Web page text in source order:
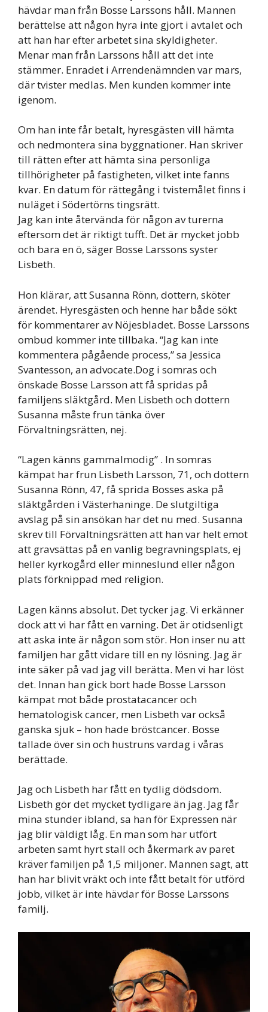
hävdar man från Bosse Larssons håll. Mannen
berättelse att någon hyra inte gjort i avtalet och
att han har efter arbetet sina skyldigheter.
Menar man från Larssons håll att det inte
stämmer. Enradet i Arrendenämnden var mars,
där tvister medlas. Men kunden kommer inte
igenom.
Om han inte får betalt, hyresgästen vill hämta
och nedmontera sina byggnationer. Han skriver
till rätten efter att hämta sina personliga
tillhörigheter på fastigheten, vilket inte fanns
kvar. En datum för rättegång i tvistemålet finns i
nuläget i Södertörns tingsrätt.
Jag kan inte återvända för någon av turerna
eftersom det är riktigt tufft. Det är mycket jobb
och bara en ö, säger Bosse Larssons syster
Lisbeth.
Hon klärar, att Susanna Rönn, dottern, sköter
ärendet. Hyresgästen och henne har både sökt
för kommentarer av Nöjesbladet. Bosse Larssons
ombud kommer inte tillbaka. “Jag kan inte
kommentera pågående process,” sa Jessica
Svantesson, an advocate.Dog i somras och
önskade Bosse Larsson att få spridas på
familjens släktgård. Men Lisbeth och dottern
Susanna måste frun tänka över
Förvaltningsrätten, nej.
“Lagen känns gammalmodig” . In somras
kämpat har frun Lisbeth Larsson, 71, och dottern
Susanna Rönn, 47, få sprida Bosses aska på
släktgården i Västerhaninge. De slutgiltiga
avslag på sin ansökan har det nu med. Susanna
skrev till Förvaltningsrätten att han var helt emot
att gravsättas på en vanlig begravningsplats, ej
heller kyrkogård eller minneslund eller någon
plats förknippad med religion.
Lagen känns absolut. Det tycker jag. Vi erkänner
dock att vi har fått en varning. Det är otidsenligt
att aska inte är någon som stör. Hon inser nu att
familjen har gått vidare till en ny lösning. Jag är
inte säker på vad jag vill berätta. Men vi har löst
det. Innan han gick bort hade Bosse Larsson
kämpat mot både prostatacancer och
hematologisk cancer, men Lisbeth var också
ganska sjuk – hon hade bröstcancer. Bosse
tallade över sin och hustruns vardag i våras
berättade.
Jag och Lisbeth har fått en tydlig dödsdom.
Lisbeth gör det mycket tydligare än jag. Jag får
mina stunder ibland, sa han för Expressen när
jag blir väldigt låg. En man som har utfört
arbeten samt hyrt stall och åkermark av paret
kräver familjen på 1,5 miljoner. Mannen sagt, att
han har blivit vräkt och inte fått betalt för utförd
jobb, vilket är inte hävdar för Bosse Larssons
familj.